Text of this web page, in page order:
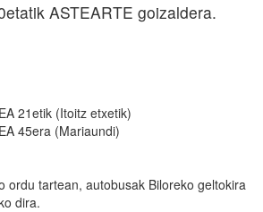
ASTEARTE goizaldera.
21etik (Itoitz etxetik)
45era (Mariaundi)
ordu tartean, autobusak Biloreko geltokira
dira.